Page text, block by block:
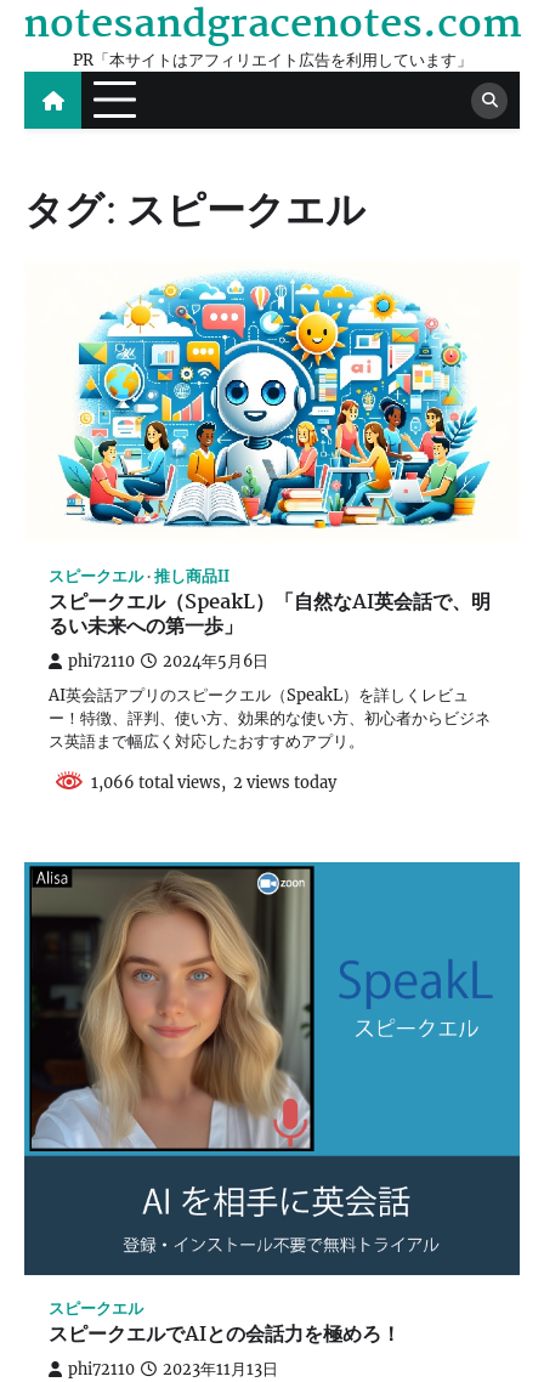
Skip
content
notesandgracenotes.com
PR「本サイトはアフィリエイト広告を利用しています」
タグ: スピークエル
スピークエル 推し商品II
スピークエル（SpeakL）「自然なAI英会話で、明
るい未来への第一歩」
phi72110 2024年5月6日
AI英会話アプリのスピークエル（SpeakL）を詳しくレビュ
ー！特徴、評判、使い方、効果的な使い方、初心者からビジネ
ス英語まで幅広く対応したおすすめアプリ。
1,066 total views, 2 views today
スピークエル
スピークエルでAIとの会話力を極めろ！
phi72110 2023年11月13日